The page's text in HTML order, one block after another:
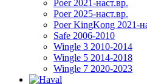
Poer 2021-наст.вр.
Poer 2025-наст.вр.
Poer KingKong 2021-
Safe 2006-2010
Wingle 3 2010-2014
Wingle 5 2014-2018
Wingle 7 2020-2023